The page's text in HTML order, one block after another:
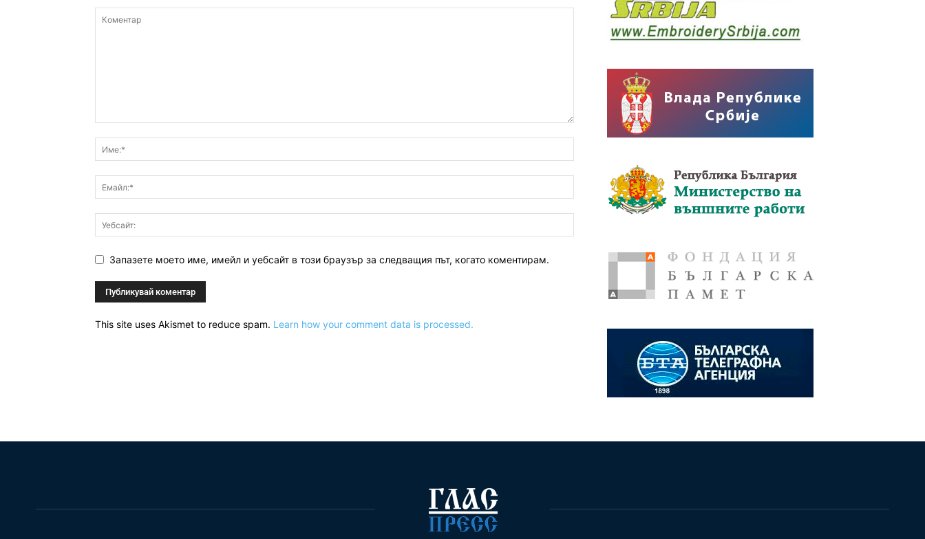
Запазете моето име, имейл и уебсайт в този браузър за следващия път, когато коментирам.
This site uses Akismet to reduce spam. Learn how your comment data is processed.